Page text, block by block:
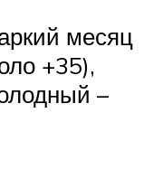
месяц
+35),
–